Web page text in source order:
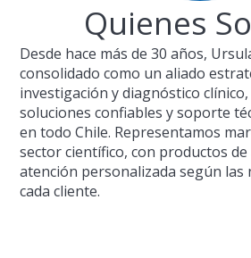
Quienes
Desde hace más de 30 años,
consolidado como un aliado
investigación y diagnóstico
soluciones confiables y soporte
en todo Chile. Representamos
sector científico, con productos de
atención personalizada según las
cada cliente.